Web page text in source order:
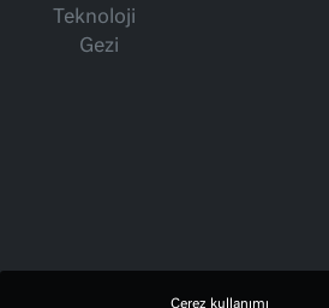
Teknoloji
Gezi
Çerez kullanımı